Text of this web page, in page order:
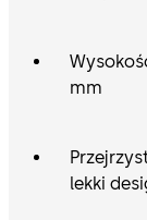
mm
lekki